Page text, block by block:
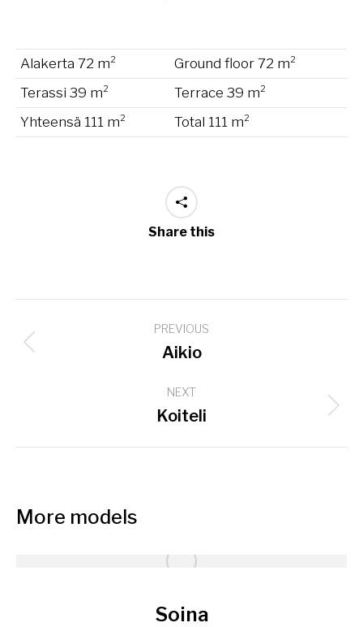
Alakerta 72 m²
Ground floor 72 m²
Terassi 39 m²
Terrace 39 m²
Yhteensä 111 m²
Total 111 m²
Share this
navigation
PREVIOUS
Previous
Aikio
NEXT
Next
Koiteli
More models
Soina